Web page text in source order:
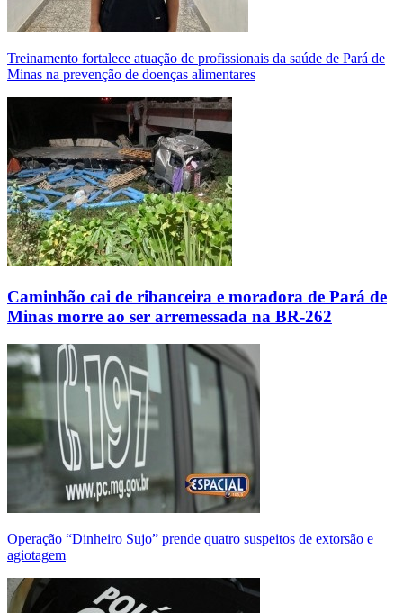
Treinamento fortalece atuação de profissionais da saúde de Pará de
Minas na prevenção de doenças alimentares
Caminhão cai de ribanceira e moradora de Pará de
Minas morre ao ser arremessada na BR-262
Operação “Dinheiro Sujo” prende quatro suspeitos de extorsão e
agiotagem